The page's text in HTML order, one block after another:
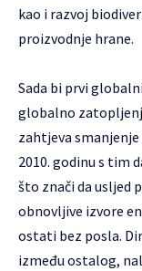
kao i razvoj
proizvodnje hrane.
Sada bi prvi
globalno
zahtjeva smanjenje
2010. godinu s tim
što znači da usljed
obnovljive izvore
ostati bez posla.
između ostalog,